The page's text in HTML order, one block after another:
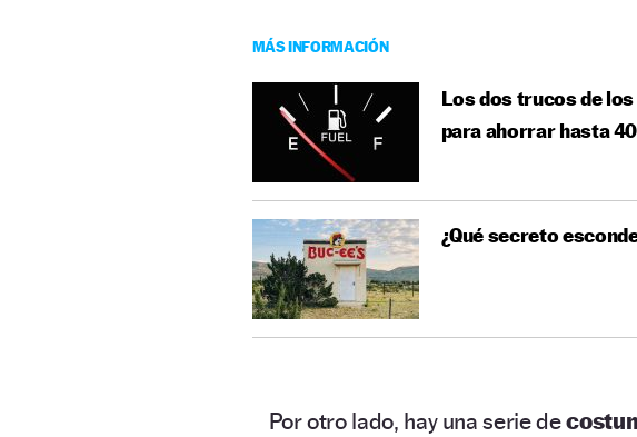
MÁS INFORMACIÓN
Los dos trucos de
para ahorrar hasta
¿Qué secreto
Por otro lado, hay una serie de